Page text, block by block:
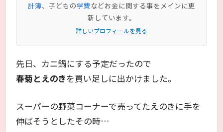
計簿、子どもの学費などお金に関する事をメインに更
新しています。
詳しいプロフィールを見る
先日、カニ鍋にする予定だったので
春菊とえのきを買い足しに出かけました。
スーパーの野菜コーナーで売ってたえのきに手を
伸ばそうとしたその時…